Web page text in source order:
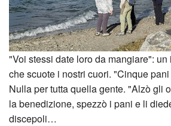
"Voi stessi date loro da mangiare":
che scuote i nostri cuori. "Cinque
Nulla per tutta quella gente. "Alzò gli
la benedizione, spezzò i pani e li
discepoli…